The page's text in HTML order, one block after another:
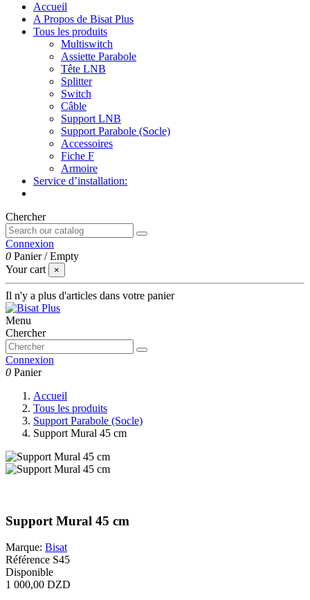
Accueil
A Propos de Bisat Plus
Tous les produits
Multiswitch
Assiette Parabole
Tête LNB
Splitter
Switch
Câble
Support LNB
Support Parabole (Socle)
Accessoires
Fiche F
Armoire
Service d’installation:
Chercher
Connexion
0 Panier /Empty
Your cart
×
Il n'y a plus d'articles dans votre panier
Menu
Chercher
Connexion
0 Panier
Accueil
Tous les produits
Support Parabole (Socle)
Support Mural 45 cm
Support Mural 45 cm
Marque: Bisat
Référence S45
Disponible
1 000,00 DZD